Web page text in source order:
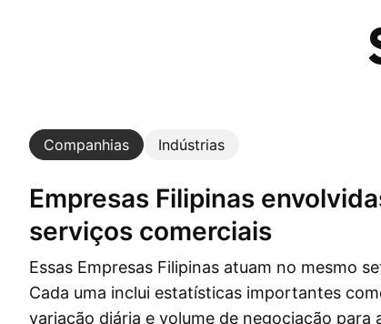
Companhias Indústrias
Empresas Filipinas envolvidas em um setor:
serviços comerciais
Essas Empresas Filipinas atuam no mesmo
Cada uma inclui estatísticas importantes
variação diária e volume de negociação para